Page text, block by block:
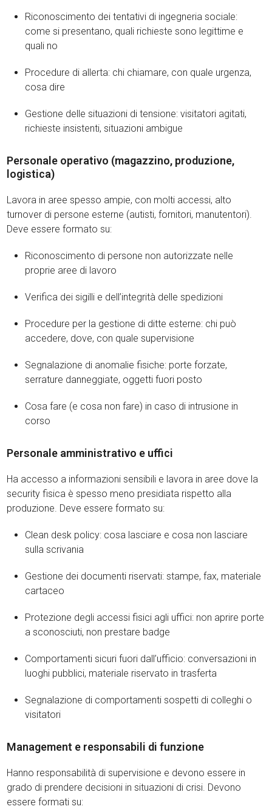
Riconoscimento dei tentativi di ingegneria sociale:
come si presentano, quali richieste sono legittime e
quali no
Procedure di allerta: chi chiamare, con quale urgenza,
cosa dire
Gestione delle situazioni di tensione: visitatori agitati,
richieste insistenti, situazioni ambigue
Personale operativo (magazzino, produzione,
logistica)
Lavora in aree spesso ampie, con molti accessi, alto
turnover di persone esterne (autisti, fornitori, manutentori).
Deve essere formato su:
Riconoscimento di persone non autorizzate nelle
proprie aree di lavoro
Verifica dei sigilli e dell’integrità delle spedizioni
Procedure per la gestione di ditte esterne: chi può
accedere, dove, con quale supervisione
Segnalazione di anomalie fisiche: porte forzate,
serrature danneggiate, oggetti fuori posto
Cosa fare (e cosa non fare) in caso di intrusione in
corso
Personale amministrativo e uffici
Ha accesso a informazioni sensibili e lavora in aree dove la
security fisica è spesso meno presidiata rispetto alla
produzione. Deve essere formato su:
Clean desk policy: cosa lasciare e cosa non lasciare
sulla scrivania
Gestione dei documenti riservati: stampe, fax, materiale
cartaceo
Protezione degli accessi fisici agli uffici: non aprire porte
a sconosciuti, non prestare badge
Comportamenti sicuri fuori dall’ufficio: conversazioni in
luoghi pubblici, materiale riservato in trasferta
Segnalazione di comportamenti sospetti di colleghi o
visitatori
Management e responsabili di funzione
Hanno responsabilità di supervisione e devono essere in
grado di prendere decisioni in situazioni di crisi. Devono
essere formati su: